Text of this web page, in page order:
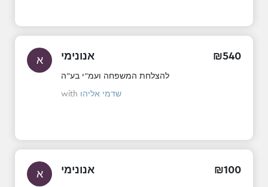
א אנונימי ₪540
להצלחת המשפחה ועמ"י בע"ה
with שדמי אליהו
א אנונימי ₪100